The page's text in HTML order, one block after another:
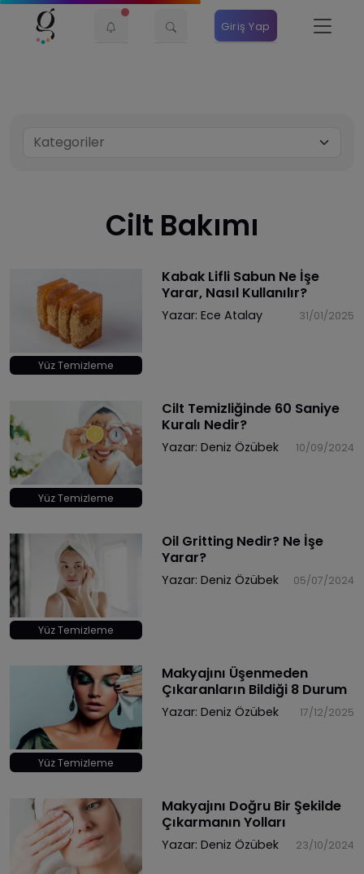
Giriş Yap
Cilt Bakımı
Yüz Temizleme
Kabak Lifli Sabun Ne İşe
Yarar, Nasıl Kullanılır?
Yazar: Ece Atalay 31/01/2025
Yüz Temizleme
Cilt Temizliğinde 60 Saniye
Kuralı Nedir?
Yazar: Deniz Özübek 10/09/2024
Yüz Temizleme
Oil Gritting Nedir? Ne İşe
Yarar?
Yazar: Deniz Özübek 05/07/2024
Yüz Temizleme
Makyajını Üşenmeden
Çıkaranların Bildiği 8 Durum
Yazar: Deniz Özübek 17/12/2025
Makyajını Doğru Bir Şekilde
Çıkarmanın Yolları
Yazar: Deniz Özübek 23/10/2024